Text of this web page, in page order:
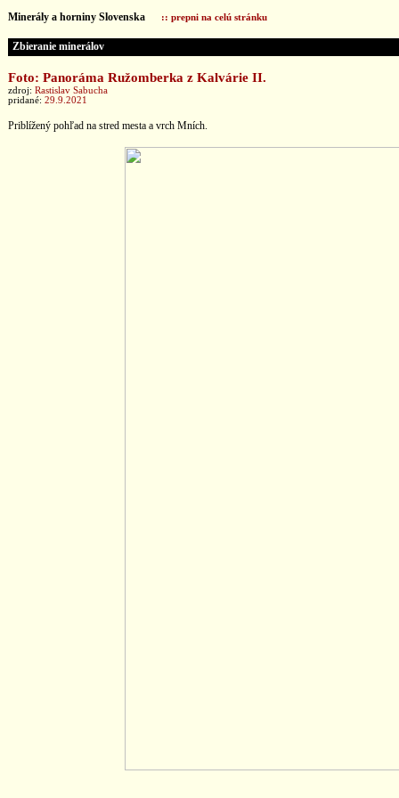
Minerály a horniny Slovenska :: prepni na celú stránku
Zbieranie minerálov
Foto: Panoráma Ružomberka z Kalvárie II.
zdroj: Rastislav Sabucha
pridané: 29.9.2021
Priblížený pohľad na stred mesta a vrch Mních.